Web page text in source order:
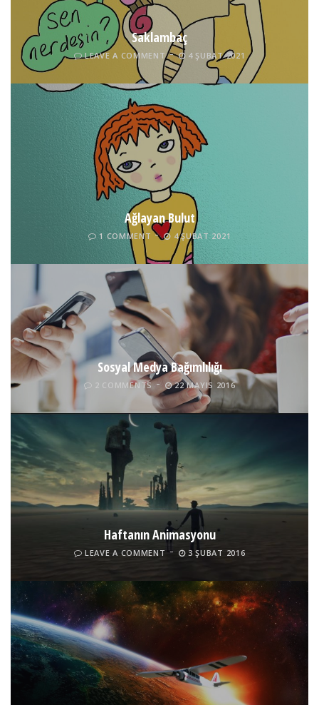
Saklambaç
LEAVE A COMMENT 4 ŞUBAT 2021
Ağlayan Bulut
1 COMMENT 4 ŞUBAT 2021
Sosyal Medya Bağımlılığı
2 COMMENTS 22 MAYIS 2016
Haftanın Animasyonu
LEAVE A COMMENT 3 ŞUBAT 2016